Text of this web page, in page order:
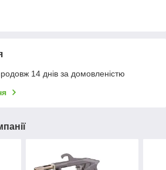
14 днів за домовленістю